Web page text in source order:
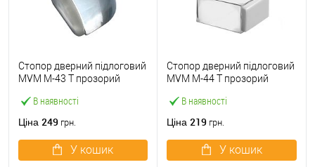
В наявності
Стопор дверний підлоговий
MVM M-43 T прозорий
Ціна 249 грн.
У кошик
В наявності
Стопор дверний підлоговий
MVM M-44 T прозорий
Ціна 219 грн.
У кошик